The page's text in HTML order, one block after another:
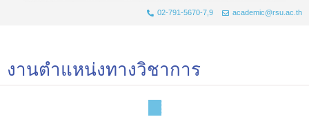
02-791-5670-7,9 academic@rsu.ac.th
งานตำแหน่งทางวิชาการ